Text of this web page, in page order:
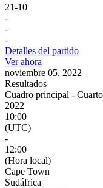
21-10
-
-
-
Detalles del partido
Ver ahora
noviembre 05, 2022
Resultados
Cuadro principal -
2022
10:00
(UTC)
-
12:00
(Hora local)
Cape Town
Sudáfrica